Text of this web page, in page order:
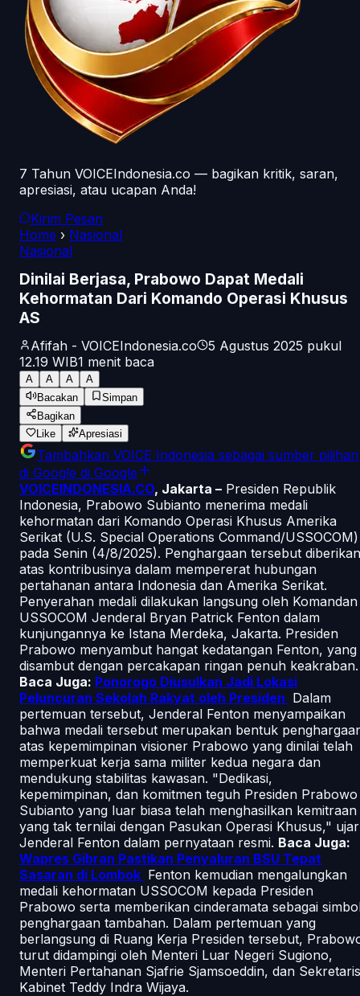
7 Tahun VOICEIndonesia.co — bagikan kritik, saran,
apresiasi, atau ucapan Anda!
Kirim Pesan
Home › Nasional
Nasional
Dinilai Berjasa, Prabowo Dapat Medali
Kehormatan Dari Komando Operasi Khusus
AS
Afifah - VOICEIndonesia.co
5 Agustus 2025 pukul
12.19 WIB1 menit baca
A A A
A
Bacakan
Simpan
Bagikan
Like
Apresiasi
Tambahkan VOICE Indonesia sebagai sumber pilihan
di Google di Google
VOICEINDONESIA.CO, Jakarta – Presiden Republik
Indonesia, Prabowo Subianto menerima medali
kehormatan dari Komando Operasi Khusus Amerika
Serikat (U.S. Special Operations Command/USSOCOM)
pada Senin (4/8/2025). Penghargaan tersebut diberikan
atas kontribusinya dalam mempererat hubungan
pertahanan antara Indonesia dan Amerika Serikat.
Penyerahan medali dilakukan langsung oleh Komandan
USSOCOM Jenderal Bryan Patrick Fenton dalam
kunjungannya ke Istana Merdeka, Jakarta. Presiden
Prabowo menyambut hangat kedatangan Fenton, yang
disambut dengan percakapan ringan penuh keakraban.
Baca Juga: Ponorogo Diusulkan Jadi Lokasi
Peluncuran Sekolah Rakyat oleh Presiden Dalam
pertemuan tersebut, Jenderal Fenton menyampaikan
bahwa medali tersebut merupakan bentuk
atas kepemimpinan visioner Prabowo yang dinilai telah
memperkuat kerja sama militer kedua negara dan
mendukung stabilitas kawasan. "Dedikasi,
kepemimpinan, dan komitmen teguh Presiden Prabowo
Subianto yang luar biasa telah menghasilkan kemitraan
yang tak ternilai dengan Pasukan Operasi Khusus," ujar
Jenderal Fenton dalam pernyataan resmi. Baca Juga:
Wapres Gibran Pastikan Penyaluran BSU Tepat
Sasaran di Lombok Fenton kemudian mengalungkan
medali kehormatan USSOCOM kepada Presiden
Prabowo serta memberikan cinderamata sebagai
penghargaan tambahan. Dalam pertemuan yang
berlangsung di Ruang Kerja Presiden tersebut,
turut didampingi oleh Menteri Luar Negeri Sugiono,
Menteri Pertahanan Sjafrie Sjamsoeddin, dan Sekretaris
Kabinet Teddy Indra Wijaya.